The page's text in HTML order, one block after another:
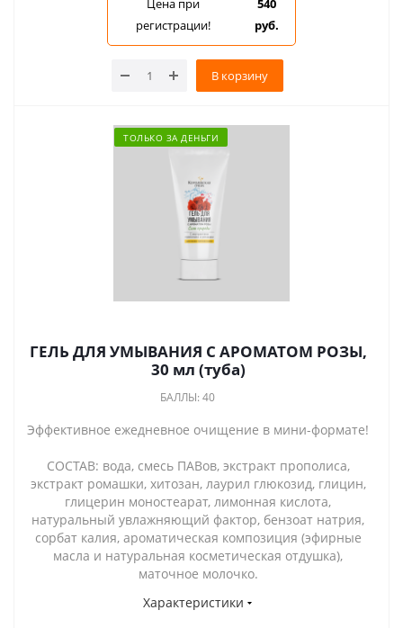
Цена при
регистрации!
540
руб.
В корзину
ТОЛЬКО ЗА ДЕНЬГИ
ГЕЛЬ ДЛЯ УМЫВАНИЯ С АРОМАТОМ РОЗЫ,
30 мл (туба)
БАЛЛЫ: 40
Эффективное ежедневное очищение в мини-формате!
СОСТАВ: вода, смесь ПАВов, экстракт прополиса,
экстракт ромашки, хитозан, лаурил глюкозид, глицин,
глицерин моностеарат, лимонная кислота,
натуральный увлажняющий фактор, бензоат натрия,
сорбат калия, ароматическая композиция (эфирные
масла и натуральная косметическая отдушка),
маточное молочко.
Характеристики